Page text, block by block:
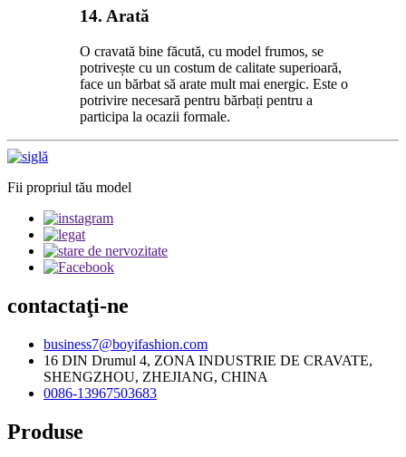
14. Arată
O cravată bine făcută, cu model frumos, se
potrivește cu un costum de calitate superioară,
face un bărbat să arate mult mai energic. Este o
potrivire necesară pentru bărbați pentru a
participa la ocazii formale.
Fii propriul tău model
contactaţi-ne
business7@boyifashion.com
16 DIN Drumul 4, ZONA INDUSTRIE DE CRAVATE,
SHENGZHOU, ZHEJIANG, CHINA
0086-13967503683
Produse